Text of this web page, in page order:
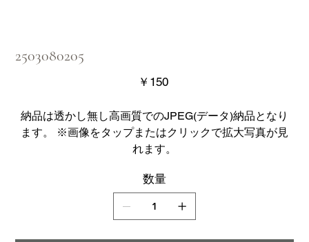
2503080205
価
格
￥150
納品は透かし無し高画質でのJPEG(データ)納品となり
ます。 ※画像をタップまたはクリックで拡大写真が見
れます。
数量